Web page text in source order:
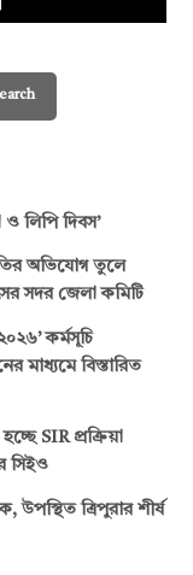
ও লিপি দিবস’
অভিযোগ তুলে
সদর জেলা কমিটি
কর্মসূচি
মাধ্যমে বিস্তারিত
SIR প্রক্রিয়া
সিইও
উপস্থিত ত্রিপুরার শীর্ষ